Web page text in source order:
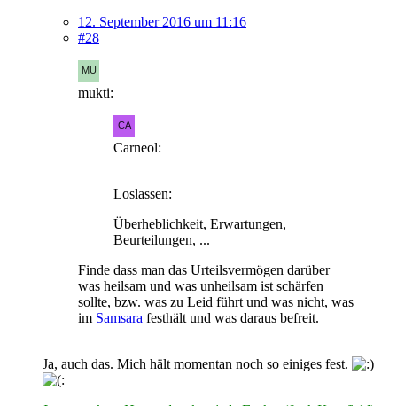
12. September 2016 um 11:16
#28
mukti:
Carneol:
Loslassen:
Überheblichkeit, Erwartungen,
Beurteilungen, ...
Finde dass man das Urteilsvermögen darüber
was heilsam und was unheilsam ist schärfen
sollte, bzw. was zu Leid führt und was nicht, was
im Samsara festhält und was daraus befreit.
Ja, auch das. Mich hält momentan noch so einiges fest.